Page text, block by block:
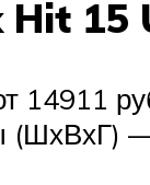
Hit 15
14911
(ШхВхГ)